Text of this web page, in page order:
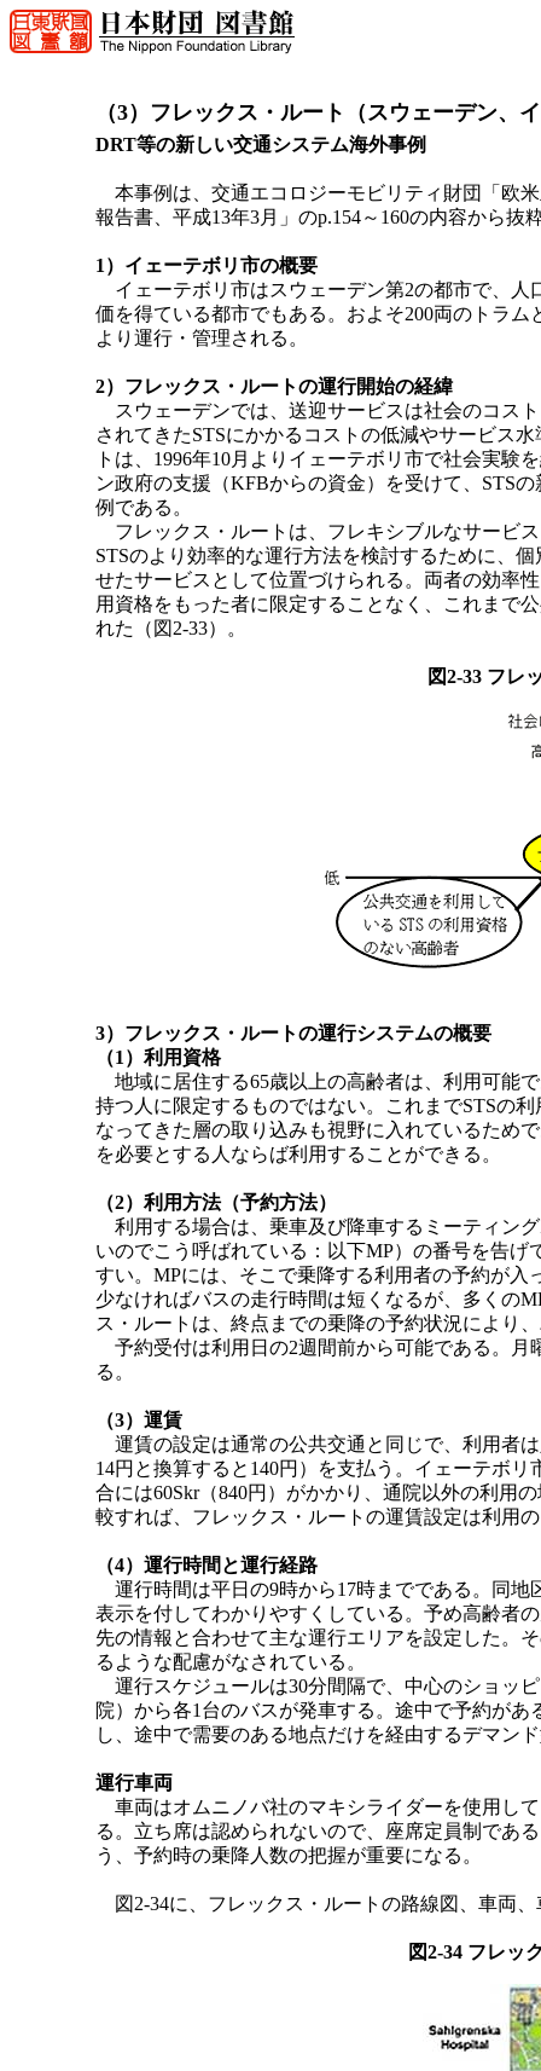
（3）フレックス・ルート（スウェーデン、
DRT等の新しい交通システム海外事例
本事例は、交通エコロジーモビリティ財団「欧
報告書、平成13年3月」のp.154～160の内容から抜
1）イェーテボリ市の概要
イェーテボリ市はスウェーデン第2の都市で、人
価を得ている都市でもある。およそ200両のトラ
より運行・管理される。
2）フレックス・ルートの運行開始の経緯
スウェーデンでは、送迎サービスは社会のコス
されてきたSTSにかかるコストの低減やサービス
トは、1996年10月よりイェーテボリ市で社会実
ン政府の支援（KFBからの資金）を受けて、STS
例である。
フレックス・ルートは、フレキシブルなサービ
STSのより効率的な運行方法を検討するために、
せたサービスとして位置づけられる。両者の効率
用資格をもった者に限定することなく、これまで
れた（図2-33）。
図2-33 フレ
3）フレックス・ルートの運行システムの概要
（1）利用資格
地域に居住する65歳以上の高齢者は、利用可能
持つ人に限定するものではない。これまでSTSの
なってきた層の取り込みも視野に入れているため
を必要とする人ならば利用することができる。
（2）利用方法（予約方法）
利用する場合は、乗車及び降車するミーティン
いのでこう呼ばれている：以下MP）の番号を告
すい。MPには、そこで乗降する利用者の予約が
少なければバスの走行時間は短くなるが、多くの
ス・ルートは、終点までの乗降の予約状況により
予約受付は利用日の2週間前から可能である。月
る。
（3）運賃
運賃の設定は通常の公共交通と同じで、利用者
14円と換算すると140円）を支払う。イェーテボ
合には60Skr（840円）がかかり、通院以外の利用
較すれば、フレックス・ルートの運賃設定は利用
（4）運行時間と運行経路
運行時間は平日の9時から17時までである。同地
表示を付してわかりやすくしている。予め高齢者
先の情報と合わせて主な運行エリアを設定した。
るような配慮がなされている。
運行スケジュールは30分間隔で、中心のショッ
院）から各1台のバスが発車する。途中で予約が
し、途中で需要のある地点だけを経由するデマン
運行車両
車両はオムニノバ社のマキシライダーを使用し
る。立ち席は認められないので、座席定員制であ
う、予約時の乗降人数の把握が重要になる。
図2-34に、フレックス・ルートの路線図、車両
図2-34 フレッ